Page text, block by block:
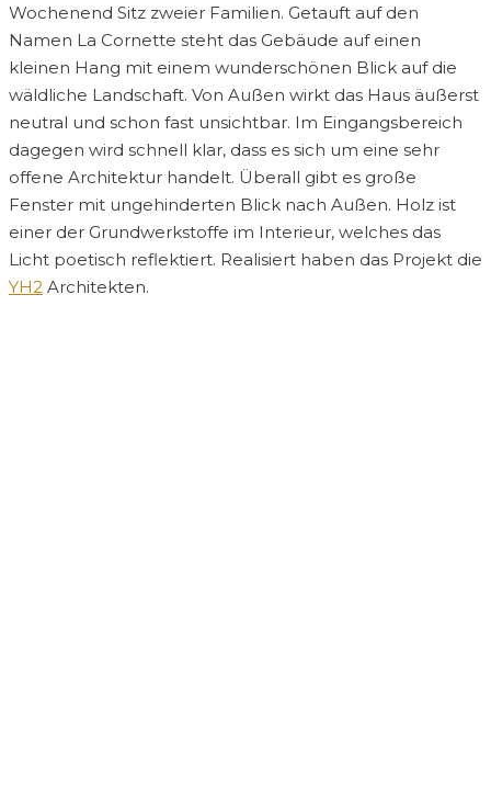
Wochenend Sitz zweier Familien. Getauft auf den
Namen La Cornette steht das Gebäude auf einen
kleinen Hang mit einem wunderschönen Blick auf die
wäldliche Landschaft. Von Außen wirkt das Haus äußerst
neutral und schon fast unsichtbar. Im Eingangsbereich
dagegen wird schnell klar, dass es sich um eine sehr
offene Architektur handelt. Überall gibt es große
Fenster mit ungehinderten Blick nach Außen. Holz ist
einer der Grundwerkstoffe im Interieur, welches das
Licht poetisch reflektiert. Realisiert haben das Projekt die
YH2 Architekten.